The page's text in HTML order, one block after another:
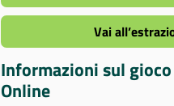
Vai
Informazioni sul
Online